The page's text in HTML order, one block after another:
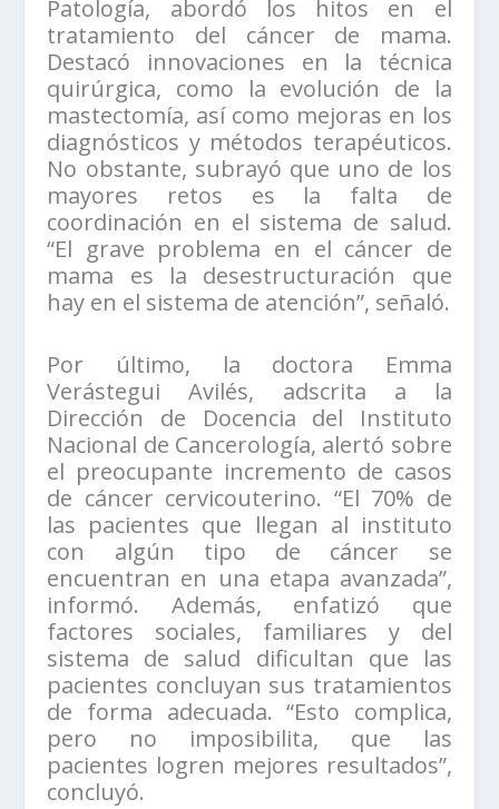
Patología, abordó los hitos en el
tratamiento del cáncer de mama.
Destacó innovaciones en la técnica
quirúrgica, como la evolución de la
mastectomía, así como mejoras en los
diagnósticos y métodos terapéuticos.
No obstante, subrayó que uno de los
mayores retos es la falta de
coordinación en el sistema de salud.
“El grave problema en el cáncer de
mama es la desestructuración que
hay en el sistema de atención”, señaló.
Por último, la doctora Emma
Verástegui Avilés, adscrita a la
Dirección de Docencia del Instituto
Nacional de Cancerología, alertó sobre
el preocupante incremento de casos
de cáncer cervicouterino. “El 70% de
las pacientes que llegan al instituto
con algún tipo de cáncer se
encuentran en una etapa avanzada”,
informó. Además, enfatizó que
factores sociales, familiares y del
sistema de salud dificultan que las
pacientes concluyan sus tratamientos
de forma adecuada. “Esto complica,
pero no imposibilita, que las
pacientes logren mejores resultados”,
concluyó.